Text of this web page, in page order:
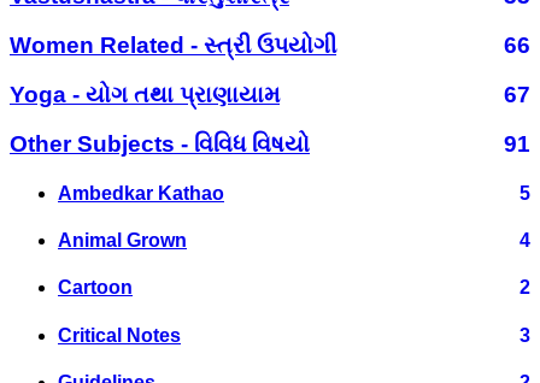
Women Related - સ્ત્રી ઉપયોગી
66
Yoga - યોગ તથા પ્રાણાયામ
67
Other Subjects - વિવિધ વિષયો
91
Ambedkar Kathao 5
Animal Grown 4
Cartoon 2
Critical Notes 3